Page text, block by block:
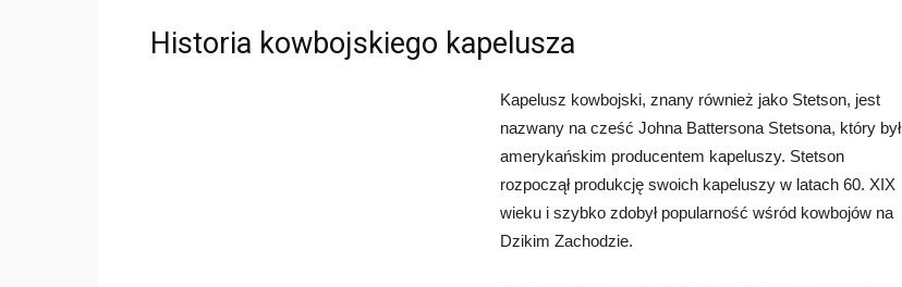
Historia kowbojskiego kapelusza
Kapelusz kowbojski, znany również jako Stetson, jest
nazwany na cześć Johna Battersona Stetsona, który był
amerykańskim producentem kapeluszy. Stetson
rozpoczął produkcję swoich kapeluszy w latach 60. XIX
wieku i szybko zdobył popularność wśród kowbojów na
Dzikim Zachodzie.